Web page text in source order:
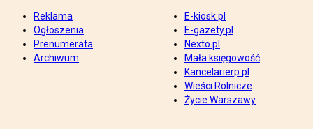
Reklama
Ogłoszenia
Prenumerata
Archiwum
E-kiosk.pl
E-gazety.pl
Nexto.pl
Mała księgowość
Kancelarierp.pl
Wieści Rolnicze
Życie Warszawy